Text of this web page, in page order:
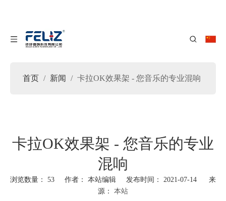
首页 / 新闻 / 卡拉OK效果架 - 您音乐的专业混响
卡拉OK效果架 - 您音乐的专业
混响
浏览数量： 53 作者： 本站编辑 发布时间： 2021-07-14 来
源： 本站